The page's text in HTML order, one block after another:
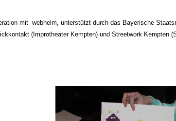
mit webhelm, unterstützt durch das Bayerische
(Improtheater Kempten) und Streetwork Kempten